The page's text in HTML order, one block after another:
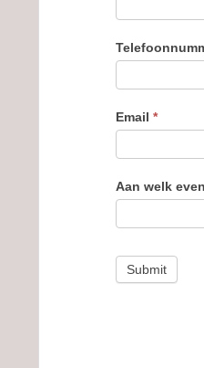
Email *
Aan welk
Submit